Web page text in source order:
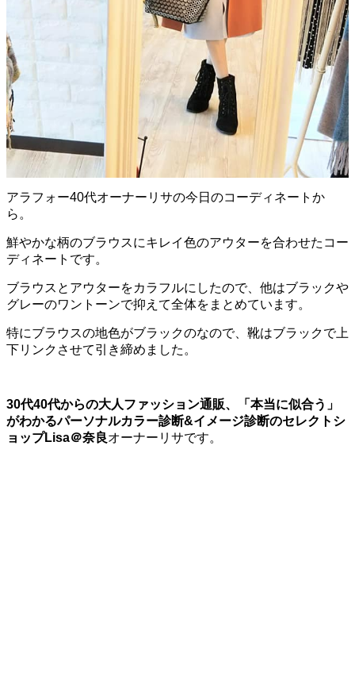
アラフォー40代オーナーリサの今日のコーディネートか
ら。
鮮やかな柄のブラウスにキレイ色のアウターを合わせたコー
ディネートです。
ブラウスとアウターをカラフルにしたので、他はブラックや
グレーのワントーンで抑えて全体をまとめています。
特にブラウスの地色がブラックのなので、靴はブラックで上
下リンクさせて引き締めました。
30代40代からの大人ファッション通販、
「本当に似合う」
がわかるパーソナルカラー診断&イメージ診断のセレクトシ
ョップLisa＠奈良オーナーリサです。